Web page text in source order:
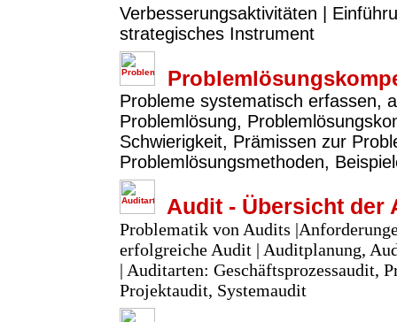
Verbesserungsaktivitäten |
strategisches Instrument
Probleme systematisch erfassen,
Problemlösung,
Schwierigkeit, Prämissen zur
Problemlösungsmethoden,
Audit - Übersicht der
Problematik von Audits
erfolgreiche Audit | Auditplanung,
| Auditarten: Geschäftsprozessaudit,
Projektaudit, Systemaudit